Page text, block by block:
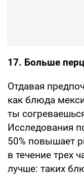
17. Больше
Отдавая
как блюда
ты
Исследования
50% повышает
в течение трех
лучше: таких